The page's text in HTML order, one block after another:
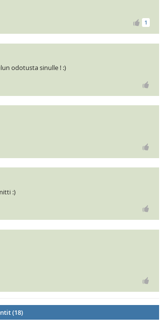
1
odotusta sinulle ! :)
:)
(18)